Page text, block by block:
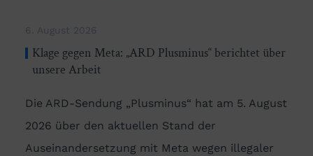
6. August 2026
Klage gegen Meta: „ARD Plusminus“ berichtet über
unsere Arbeit
Die ARD-Sendung „Plusminus“ hat am 5. August
2026 über den aktuellen Stand der
Auseinandersetzung mit Meta wegen illegaler